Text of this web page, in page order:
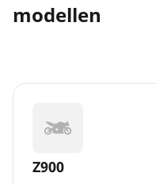
modellen
Z900